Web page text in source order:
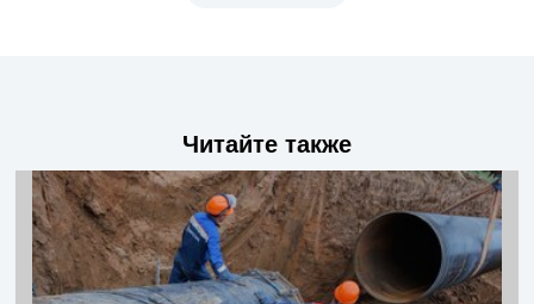
Читайте также